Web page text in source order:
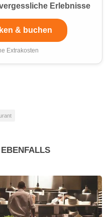
Erlebnisse
& buchen
Extrakosten